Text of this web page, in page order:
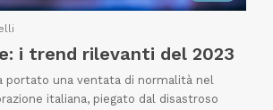
i trend rilevanti del 2023
portato una ventata di normalità nel
italiana, piegato dal disastroso